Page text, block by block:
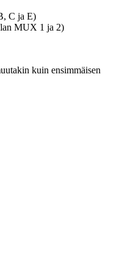
C ja E)
MUX 1 ja 2)
kuin ensimmäisen